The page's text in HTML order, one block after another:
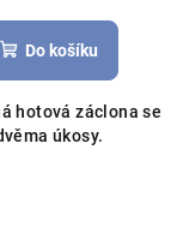
Do košíku
hotová záclona se
úkosy.